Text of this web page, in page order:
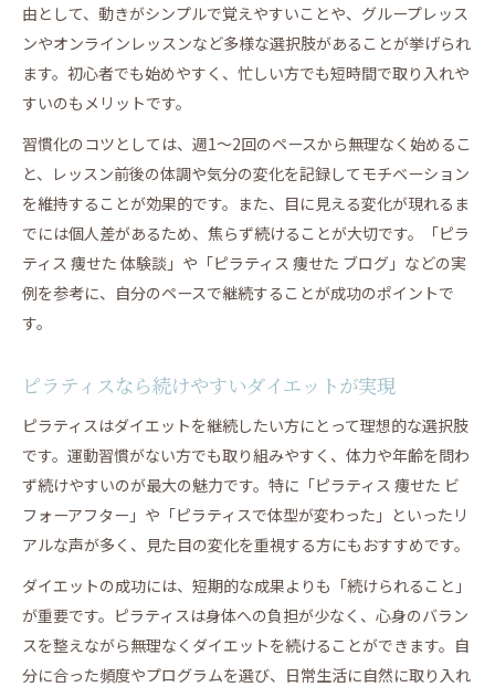
由として、動きがシンプルで覚えやすいことや、グループレッス
ンやオンラインレッスンなど多様な選択肢があることが挙げられ
ます。初心者でも始めやすく、忙しい方でも短時間で取り入れや
すいのもメリットです。
習慣化のコツとしては、週1～2回のペースから無理なく始めるこ
と、レッスン前後の体調や気分の変化を記録してモチベーション
を維持することが効果的です。また、目に見える変化が現れるま
でには個人差があるため、焦らず続けることが大切です。「ピラ
ティス 痩せた 体験談」や「ピラティス 痩せた ブログ」などの実
例を参考に、自分のペースで継続することが成功のポイントで
す。
ピラティスなら続けやすいダイエットが実現
ピラティスはダイエットを継続したい方にとって理想的な選択肢
です。運動習慣がない方でも取り組みやすく、体力や年齢を問わ
ず続けやすいのが最大の魅力です。特に「ピラティス 痩せた ビ
フォーアフター」や「ピラティスで体型が変わった」といったリ
アルな声が多く、見た目の変化を重視する方にもおすすめです。
ダイエットの成功には、短期的な成果よりも「続けられること」
が重要です。ピラティスは身体への負担が少なく、心身のバラン
スを整えながら無理なくダイエットを続けることができます。自
分に合った頻度やプログラムを選び、日常生活に自然に取り入れ